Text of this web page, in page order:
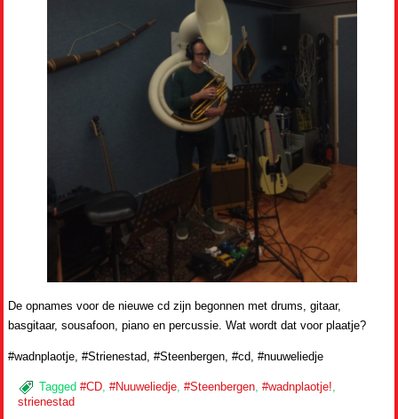
De opnames voor de nieuwe cd zijn begonnen met drums, gitaar,
basgitaar, sousafoon, piano en percussie. Wat wordt dat voor plaatje?
#wadnplaotje, #Strienestad, #Steenbergen, #cd, #nuuweliedje
Tagged #CD ,#Nuuweliedje ,#Steenbergen ,#wadnplaotje!
strienestad